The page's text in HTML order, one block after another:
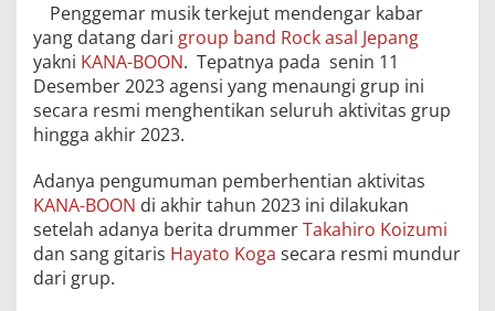
Penggemar musik terkejut mendengar kabar
yang datang dari group band Rock asal Jepang
yakni KANA-BOON. Tepatnya pada senin 11
Desember 2023 agensi yang menaungi grup ini
secara resmi menghentikan seluruh aktivitas grup
hingga akhir 2023.
Adanya pengumuman pemberhentian aktivitas
KANA-BOON di akhir tahun 2023 ini dilakukan
setelah adanya berita drummerTakahiro Koizumi
dan sang gitaris Hayato Koga secara resmi mundur
dari grup.